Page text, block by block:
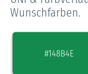
Wunschfarben.
#148B4E